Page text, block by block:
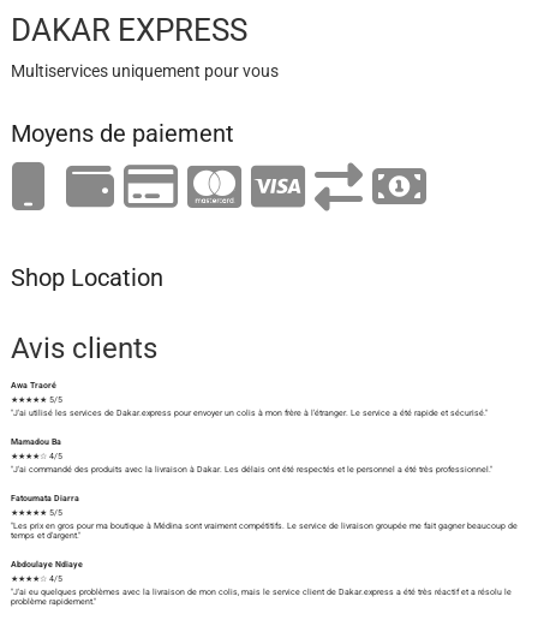
DAKAR EXPRESS
Multiservices uniquement pour vous
Moyens de paiement
Shop Location
Avis clients
Awa Traoré
★★★★★ 5/5
"J'ai utilisé les services de Dakar.express pour envoyer un colis à mon frère à l'étranger. Le service a été rapide et sécurisé."
Mamadou Ba
★★★★☆ 4/5
"J'ai commandé des produits avec la livraison à Dakar. Les délais ont été respectés et le personnel a été très professionnel."
Fatoumata Diarra
★★★★★ 5/5
"Les prix en gros pour ma boutique à Médina sont vraiment compétitifs. Le service de livraison groupée me fait gagner beaucoup de
temps et d'argent."
Abdoulaye Ndiaye
★★★★☆ 4/5
"J'ai eu quelques problèmes avec la livraison de mon colis, mais le service client de Dakar.express a été très réactif et a résolu le
problème rapidement."